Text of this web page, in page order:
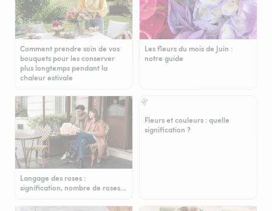
Comment prendre soin de vos
bouquets pour les conserver
plus longtemps pendant la
chaleur estivale
Les fleurs du mois de Juin :
notre guide
Langage des roses :
signification, nombre de roses…
Fleurs et couleurs : quelle
signification ?